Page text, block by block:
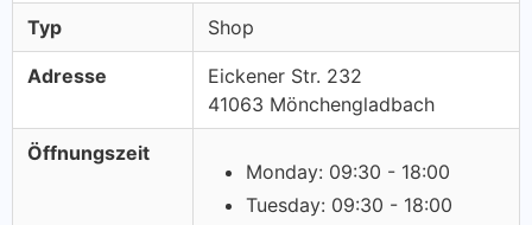
Typ Shop
Adresse
Eickener Str. 232
41063 Mönchengladbach
Öffnungszeit
Monday: 09:30 - 18:00
Tuesday: 09:30 - 18:00